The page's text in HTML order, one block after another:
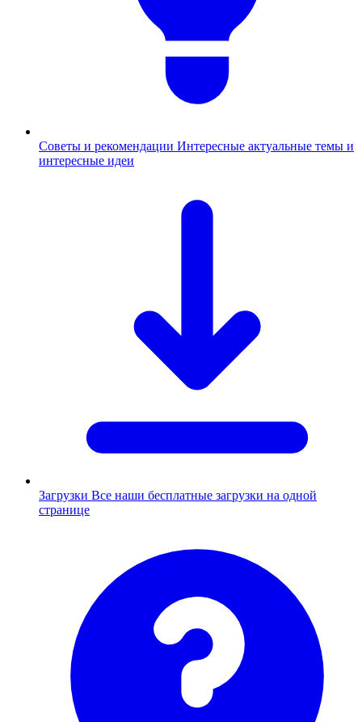
Советы и рекомендации Интересные актуальные темы и
интересные идеи
Загрузки Все наши бесплатные загрузки на одной
странице